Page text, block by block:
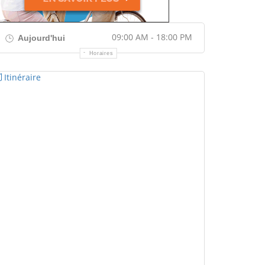
Aujourd'hui 09:00 AM - 18:00 PM
Horaires
Itinéraire